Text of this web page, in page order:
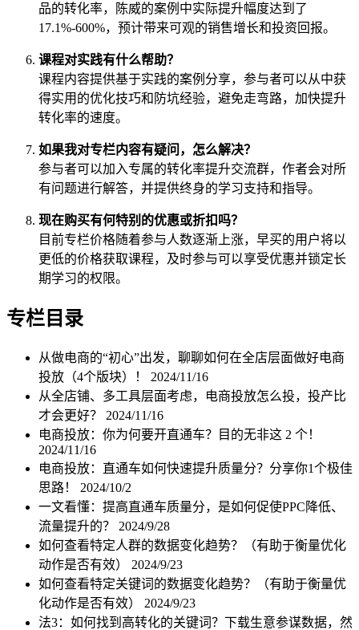
品的转化率，陈威的案例中实际提升幅度达到了
17.1%-600%，预计带来可观的销售增长和投资回报。
课程对实践有什么帮助？
课程内容提供基于实践的案例分享，参与者可以从中获
得实用的优化技巧和防坑经验，避免走弯路，加快提升
转化率的速度。
如果我对专栏内容有疑问，怎么解决？
参与者可以加入专属的转化率提升交流群，作者会对所
有问题进行解答，并提供终身的学习支持和指导。
现在购买有何特别的优惠或折扣吗？
目前专栏价格随着参与人数逐渐上涨，早买的用户将以
更低的价格获取课程，及时参与可以享受优惠并锁定长
期学习的权限。
专栏目录
从做电商的“初心”出发，聊聊如何在全店层面做好电商
投放（4个版块）！ 2024/11/16
从全店铺、多工具层面考虑，电商投放怎么投，投产比
才会更好？ 2024/11/16
电商投放：你为何要开直通车？目的无非这 2 个！
2024/11/16
电商投放：直通车如何快速提升质量分？分享你1个极佳
思路！ 2024/10/2
一文看懂：提高直通车质量分，是如何促使PPC降低、
流量提升的？ 2024/9/28
如何查看特定人群的数据变化趋势？（有助于衡量优化
动作是否有效） 2024/9/23
如何查看特定关键词的数据变化趋势？（有助于衡量优
化动作是否有效） 2024/9/23
法3：如何找到高转化的关键词？下载生意参谋数据，然